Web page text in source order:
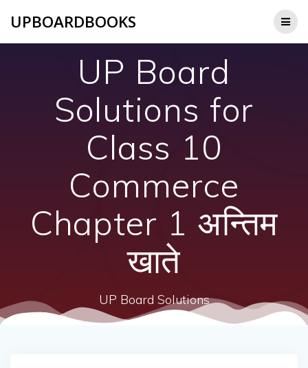
UPBOARDBOOKS
UP Board
Solutions for
Class 10
Commerce
Chapter 1 अन्तिम
खाते
UP Board Solutions